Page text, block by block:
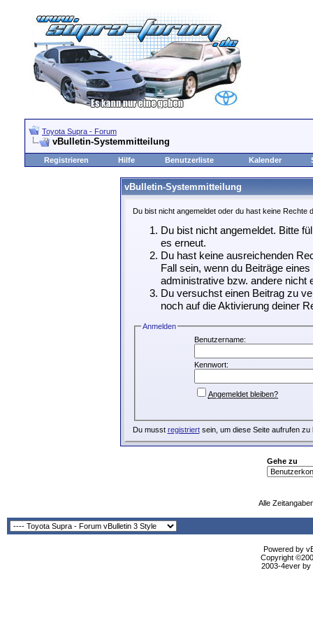
Toyota Supra - Forum
vBulletin-Systemmitteilung
Registrieren Hilfe Benutzerliste Kalender
vBulletin-Systemmitteilung
Du bist nicht angemeldet oder du hast keine Rechte
Du bist nicht angemeldet. Bitte
es erneut.
Du hast keine ausreichenden
Fall sein, wenn du Beiträge
administrative bzw. andere nicht
Du versuchst einen Beitrag zu
noch auf die Aktivierung deiner
Anmelden
Benutzername:
Kennwort:
Angemeldet bleiben?
Du musst registriertsein, um diese Seite aufrufen zu
Gehe zu
Alle
Powered by
Copyright
2003-4ever by